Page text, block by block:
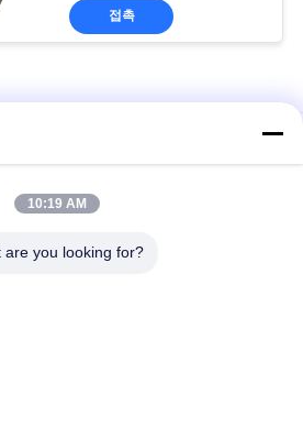
접촉
파이프 4 1/2" Remet 이중벽 폴
10:19 AM
are you looking for?